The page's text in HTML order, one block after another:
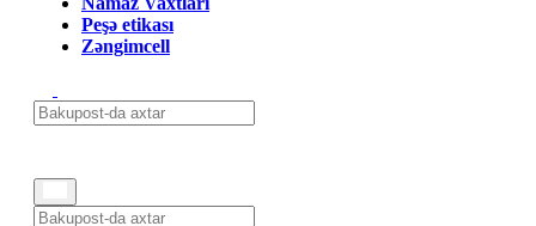
Peşə etikası
Zəngimcell